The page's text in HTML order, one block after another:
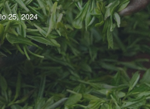
25, 2024